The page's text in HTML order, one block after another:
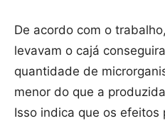
De acordo com o
levavam o cajá
quantidade de
menor do que a
Isso indica que os efeitos